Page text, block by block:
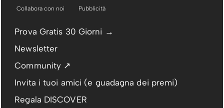
Collabora con noi
Pubblicità
Prova Gratis 30 Giorni →
Newsletter
Community ↗
Invita i tuoi amici (e guadagna dei premi)
Regala DISCOVER